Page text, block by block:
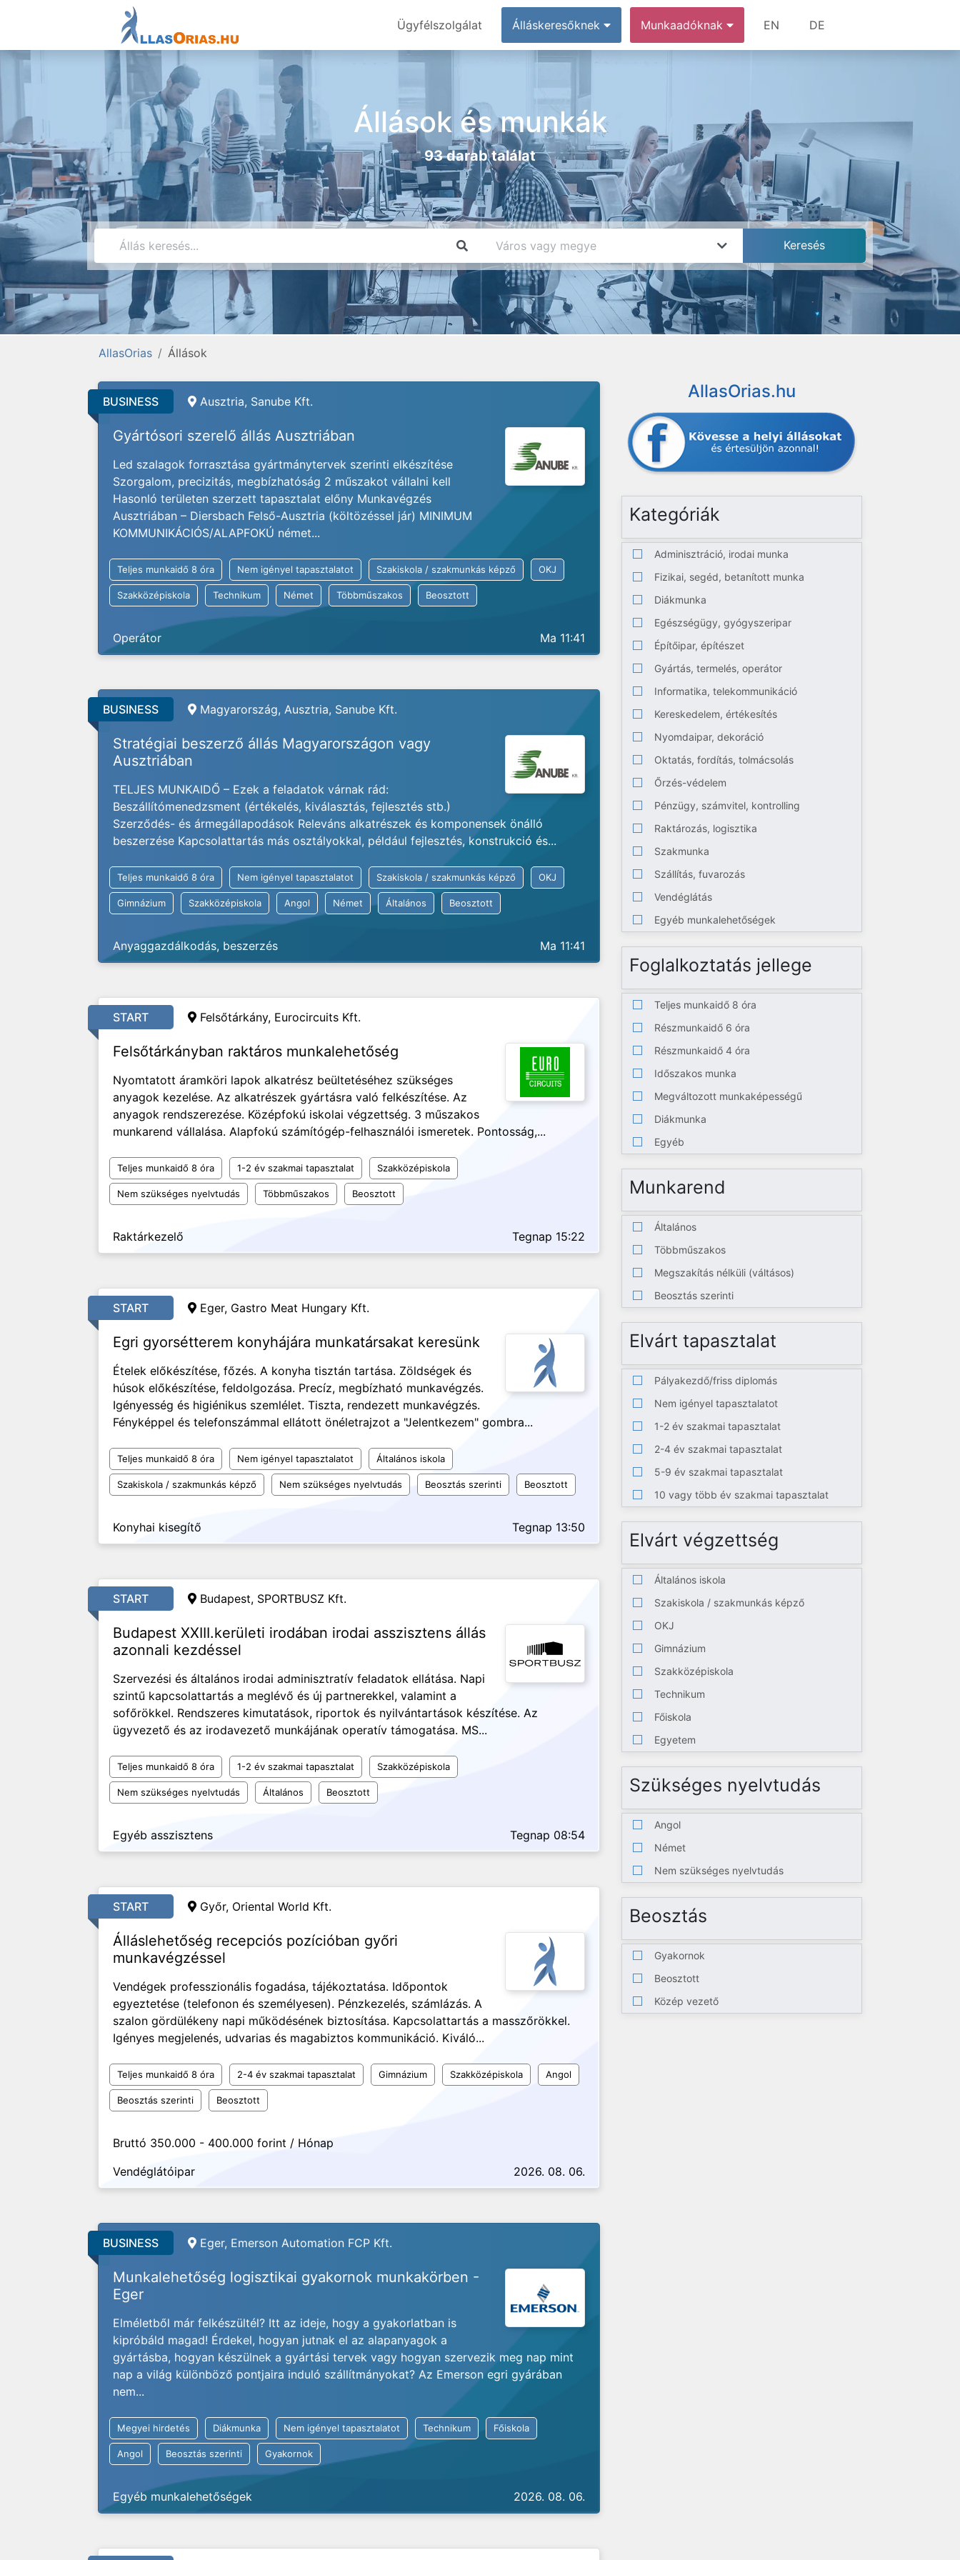
Ügyfélszolgálat Álláskeresőknek Munkaadóknak EN DE
Állások és munkák
93 darab találat
AllasOrias Állások
BUSINESS Ausztria, Sanube Kft.
Gyártósori szerelő állás Ausztriában
Led szalagok forrasztása gyártmánytervek szerinti elkészítése
Szorgalom, precizitás, megbízhatóság 2 műszakot vállalni kell
Hasonló területen szerzett tapasztalat előny Munkavégzés
Ausztriában – Diersbach Felső-Ausztria (költözéssel jár) MINIMUM
KOMMUNIKÁCIÓS/ALAPFOKÚ német...
Teljes munkaidő 8 óra Nem igényel tapasztalatot Szakiskola / szakmunkás képző OKJ
Szakközépiskola Technikum Német Többműszakos Beosztott
Operátor Ma 11:41
BUSINESS Magyarország, Ausztria, Sanube Kft.
Stratégiai beszerző állás Magyarországon vagy
Ausztriában
TELJES MUNKAIDŐ – Ezek a feladatok várnak rád:
Beszállítómenedzsment (értékelés, kiválasztás, fejlesztés stb.)
Szerződés- és ármegállapodások Releváns alkatrészek és komponensek önálló
beszerzése Kapcsolattartás más osztályokkal, például fejlesztés, konstrukció és...
Teljes munkaidő 8 óra Nem igényel tapasztalatot Szakiskola / szakmunkás képző OKJ
Gimnázium Szakközépiskola Angol Német Általános Beosztott
Anyaggazdálkodás, beszerzés Ma 11:41
START Felsőtárkány, Eurocircuits Kft.
Felsőtárkányban raktáros munkalehetőség
Nyomtatott áramköri lapok alkatrész beültetéséhez szükséges
anyagok kezelése. Az alkatrészek gyártásra való felkészítése. Az
anyagok rendszerezése. Középfokú iskolai végzettség. 3 műszakos
munkarend vállalása. Alapfokú számítógép-felhasználói ismeretek. Pontosság,...
Teljes munkaidő 8 óra 1-2 év szakmai tapasztalat Szakközépiskola
Nem szükséges nyelvtudás Többműszakos Beosztott
Raktárkezelő Tegnap 15:22
START Eger, Gastro Meat Hungary Kft.
Egri gyorsétterem konyhájára munkatársakat keresünk
Ételek előkészítése, főzés. A konyha tisztán tartása. Zöldségek és
húsok előkészítése, feldolgozása. Precíz, megbízható munkavégzés.
Igényesség és higiénikus szemlélet. Tiszta, rendezett munkavégzés.
Fényképpel és telefonszámmal ellátott önéletrajzot a "Jelentkezem" gombra...
Teljes munkaidő 8 óra Nem igényel tapasztalatot Általános iskola
Szakiskola / szakmunkás képző Nem szükséges nyelvtudás Beosztás szerinti Beosztott
Konyhai kisegítő Tegnap 13:50
START Budapest, SPORTBUSZ Kft.
Budapest XXIII.kerületi irodában irodai asszisztens állás
azonnali kezdéssel
Szervezési és általános irodai adminisztratív feladatok ellátása. Napi
szintű kapcsolattartás a meglévő és új partnerekkel, valamint a
sofőrökkel. Rendszeres kimutatások, riportok és nyilvántartások készítése. Az
ügyvezető és az irodavezető munkájának operatív támogatása. MS...
Teljes munkaidő 8 óra 1-2 év szakmai tapasztalat Szakközépiskola
Nem szükséges nyelvtudás Általános Beosztott
Egyéb asszisztens Tegnap 08:54
START Győr, Oriental World Kft.
Álláslehetőség recepciós pozícióban győri
munkavégzéssel
Vendégek professzionális fogadása, tájékoztatása. Időpontok
egyeztetése (telefonon és személyesen). Pénzkezelés, számlázás. A
szalon gördülékeny napi működésének biztosítása. Kapcsolattartás a masszőrökkel.
Igényes megjelenés, udvarias és magabiztos kommunikáció. Kiváló...
Teljes munkaidő 8 óra 2-4 év szakmai tapasztalat Gimnázium Szakközépiskola Angol
Beosztás szerinti Beosztott
Bruttó 350.000 - 400.000 forint / Hónap
Vendéglátóipar
2026. 08. 06.
BUSINESS Eger, Emerson Automation FCP Kft.
Munkalehetőség logisztikai gyakornok munkakörben -
Eger
Elméletből már felkészültél? Itt az ideje, hogy a gyakorlatban is
kipróbáld magad! Érdekel, hogyan jutnak el az alapanyagok a
gyártásba, hogyan készülnek a gyártási tervek vagy hogyan szervezik meg nap mint
nap a világ különböző pontjaira induló szállítmányokat? Az Emerson egri gyárában
nem...
Megyei hirdetés Diákmunka Nem igényel tapasztalatot Technikum Főiskola
Angol Beosztás szerinti Gyakornok
Egyéb munkalehetőségek 2026. 08. 06.
AllasOrias.hu
Kategóriák
Adminisztráció, irodai munka
Fizikai, segéd, betanított munka
Diákmunka
Egészségügy, gyógyszeripar
Építőipar, építészet
Gyártás, termelés, operátor
Informatika, telekommunikáció
Kereskedelem, értékesítés
Nyomdaipar, dekoráció
Oktatás, fordítás, tolmácsolás
Őrzés-védelem
Pénzügy, számvitel, kontrolling
Raktározás, logisztika
Szakmunka
Szállítás, fuvarozás
Vendéglátás
Egyéb munkalehetőségek
Foglalkoztatás jellege
Teljes munkaidő 8 óra
Részmunkaidő 6 óra
Részmunkaidő 4 óra
Időszakos munka
Megváltozott munkaképességű
Diákmunka
Egyéb
Munkarend
Általános
Többműszakos
Megszakítás nélküli (váltásos)
Beosztás szerinti
Elvárt tapasztalat
Pályakezdő/friss diplomás
Nem igényel tapasztalatot
1-2 év szakmai tapasztalat
2-4 év szakmai tapasztalat
5-9 év szakmai tapasztalat
10 vagy több év szakmai tapasztalat
Elvárt végzettség
Általános iskola
Szakiskola / szakmunkás képző
OKJ
Gimnázium
Szakközépiskola
Technikum
Főiskola
Egyetem
Szükséges nyelvtudás
Angol
Német
Nem szükséges nyelvtudás
Beosztás
Gyakornok
Beosztott
Közép vezető